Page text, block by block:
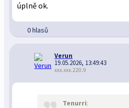
úplně ok.
0 hlasů
Verun
19.05.2026, 13:49:43
xxx.xxx.220.9
Tenurri: